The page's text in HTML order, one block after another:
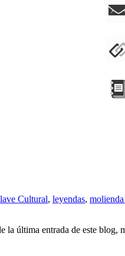
Cultural, leyendas,
la última entrada de este